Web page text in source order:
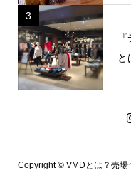
3
と
Copyright © VMDとは？売場